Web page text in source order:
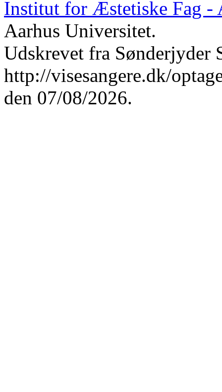
Institut for Æstetiske Fag -
Aarhus Universitet.
Udskrevet fra Sønderjyder
http://visesangere.dk/
den 07/08/2026.